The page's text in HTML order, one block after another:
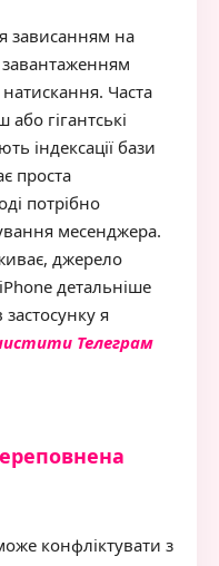
зависанням на
натискання. Часта
гігантські
індексації бази
проста
потрібно
месенджера.
джерело
детальніше
я
Телеграм
конфліктувати з